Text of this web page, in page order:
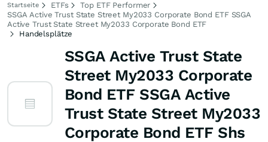
Startseite ETFs
Top ETF Performer
SSGA Active Trust State Street My2033 Corporate Bond ETF SSGA
Active Trust State Street My2033 Corporate Bond ETF
Handelsplätze
SSGA Active Trust State
Street My2033 Corporate
Bond ETF SSGA Active
Trust State Street My2033
Corporate Bond ETF Shs